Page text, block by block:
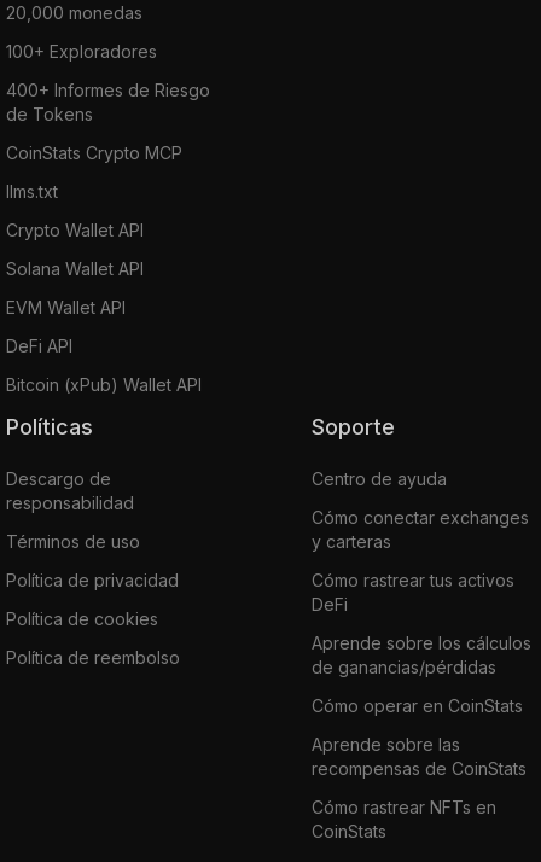
20,000 monedas
100+ Exploradores
400+ Informes de Riesgo
de Tokens
CoinStats Crypto MCP
llms.txt
Crypto Wallet API
Solana Wallet API
EVM Wallet API
DeFi API
Bitcoin (xPub) Wallet API
Políticas
Descargo de
responsabilidad
Términos de uso
Política de privacidad
Política de cookies
Política de reembolso
Soporte
Centro de ayuda
Cómo conectar exchanges
y carteras
Cómo rastrear tus activos
DeFi
Aprende sobre los cálculos
de ganancias/pérdidas
Cómo operar en CoinStats
Aprende sobre las
recompensas de CoinStats
Cómo rastrear NFTs en
CoinStats